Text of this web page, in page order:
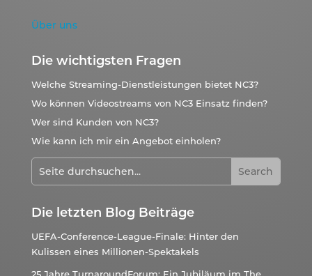
Über uns
Die wichtigsten Fragen
Welche Streaming-Dienstleistungen bietet NC3?
Wo können Videostreams von NC3 Einsatz finden?
Wer sind Kunden von NC3?
Wie kann ich mir ein Angebot einholen?
Die letzten Blog Beiträge
UEFA-Conference-League-Finale: Hinter den
Kulissen eines Millionen-Spektakels